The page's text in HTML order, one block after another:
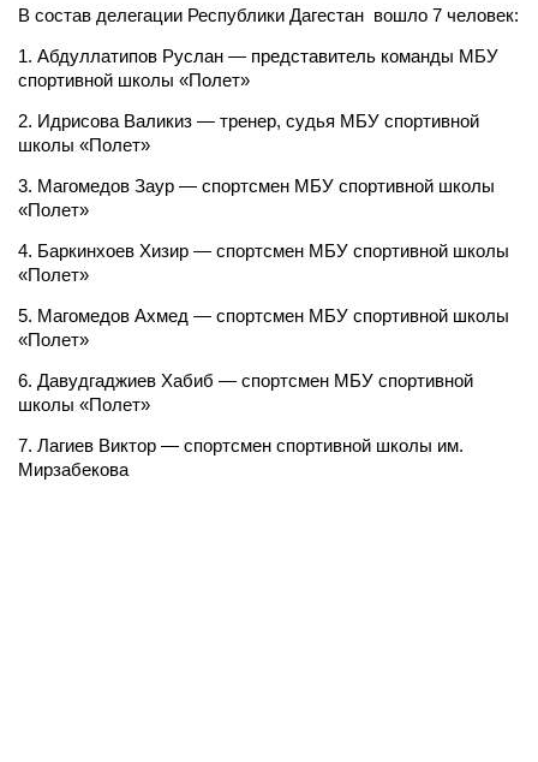
В состав делегации Республики Дагестан вошло 7 человек:
1. Абдуллатипов Руслан — представитель команды МБУ
спортивной школы «Полет»
2. Идрисова Валикиз — тренер, судья МБУ спортивной
школы «Полет»
3. Магомедов Заур — спортсмен МБУ спортивной школы
«Полет»
4. Баркинхоев Хизир — спортсмен МБУ спортивной школы
«Полет»
5. Магомедов Ахмед — спортсмен МБУ спортивной школы
«Полет»
6. Давудгаджиев Хабиб — спортсмен МБУ спортивной
школы «Полет»
7. Лагиев Виктор — спортсмен спортивной школы им.
Мирзабекова